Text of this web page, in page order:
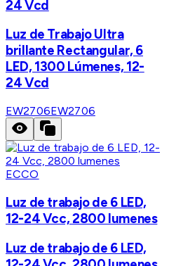
24 Vcd
Luz de Trabajo Ultra
brillante Rectangular, 6
LED, 1300 Lúmenes, 12-
24 Vcd
EW2706EW2706
ECCO
Luz de trabajo de 6 LED,
12-24 Vcc, 2800 lumenes
Luz de trabajo de 6 LED,